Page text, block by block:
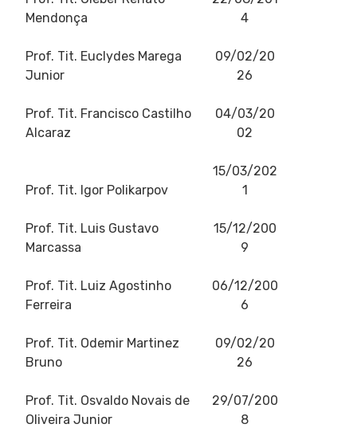
Mendonça
4
Prof. Tit. Euclydes Marega
Junior
09/02/20
26
Prof. Tit. Francisco Castilho
Alcaraz
04/03/20
02
Prof. Tit. Igor Polikarpov
15/03/202
1
Prof. Tit. Luis Gustavo
Marcassa
15/12/200
9
Prof. Tit. Luiz Agostinho
Ferreira
06/12/200
6
Prof. Tit. Odemir Martinez
Bruno
09/02/20
26
Prof. Tit. Osvaldo Novais de
Oliveira Junior
29/07/200
8